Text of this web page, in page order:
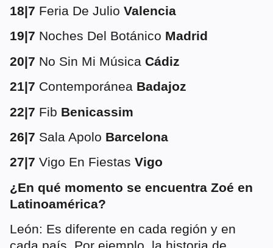
18|7 Feria De Julio Valencia
19|7 Noches Del Botánico Madrid
20|7 No Sin Mi Música Cádiz
21|7 Contemporánea Badajoz
22|7 Fib Benicassim
26|7 Sala Apolo Barcelona
27|7 Vigo En Fiestas Vigo
¿En qué momento se encuentra Zoé en
Latinoamérica?
León: Es diferente en cada región y en